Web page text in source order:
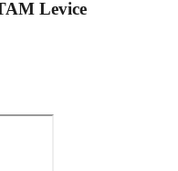
Levice